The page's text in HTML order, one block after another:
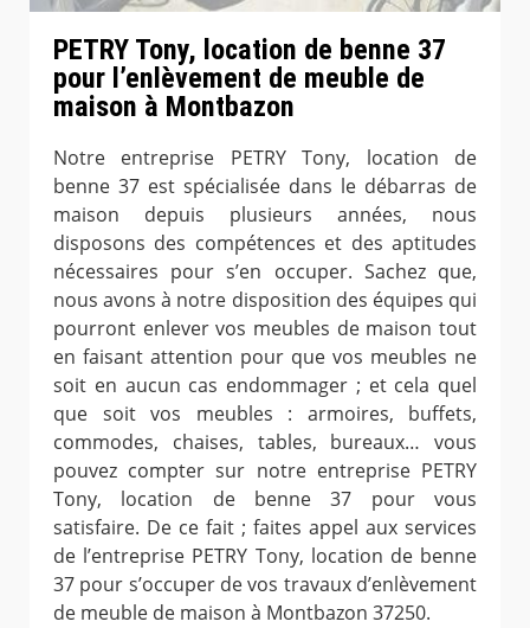
PETRY Tony, location de benne 37
pour l’enlèvement de meuble de
maison à Montbazon
Notre entreprise PETRY Tony, location de
benne 37 est spécialisée dans le débarras de
maison depuis plusieurs années, nous
disposons des compétences et des aptitudes
nécessaires pour s’en occuper. Sachez que,
nous avons à notre disposition des équipes qui
pourront enlever vos meubles de maison tout
en faisant attention pour que vos meubles ne
soit en aucun cas endommager ; et cela quel
que soit vos meubles : armoires, buffets,
commodes, chaises, tables, bureaux… vous
pouvez compter sur notre entreprise PETRY
Tony, location de benne 37 pour vous
satisfaire. De ce fait ; faites appel aux services
de l’entreprise PETRY Tony, location de benne
37 pour s’occuper de vos travaux d’enlèvement
de meuble de maison à Montbazon 37250.